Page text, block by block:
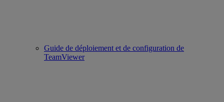
Guide de déploiement et de configuration de
TeamViewer